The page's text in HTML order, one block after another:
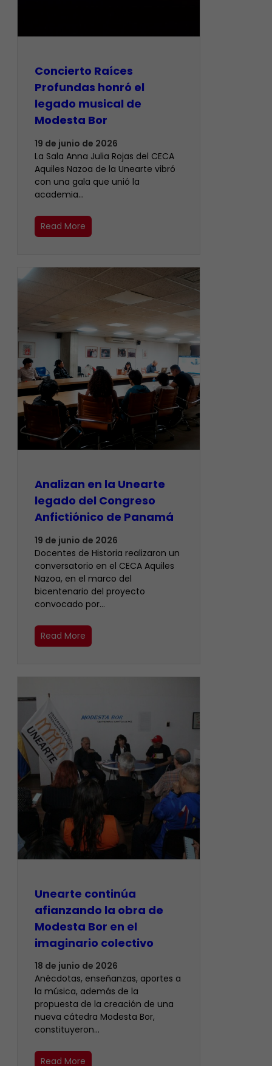
​Concierto Raíces
Profundas honró el
legado musical de
Modesta Bor
19 de junio de 2026
La Sala Anna Julia Rojas del CECA
Aquiles Nazoa de la Unearte vibró
con una gala que unió la
academia…
Read More
Analizan en la Unearte
legado del Congreso
Anfictiónico de Panamá
19 de junio de 2026
Docentes de Historia realizaron un
conversatorio en el CECA Aquiles
Nazoa, en el marco del
bicentenario del proyecto
convocado por…
Read More
Unearte continúa
afianzando la obra de
Modesta Bor en el
imaginario colectivo
18 de junio de 2026
Anécdotas, enseñanzas, aportes a
la música, además de la
propuesta de la creación de una
nueva cátedra Modesta Bor,
constituyeron…
Read More